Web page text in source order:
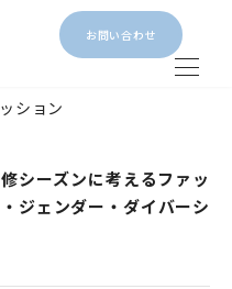
お問い合わせ
ション
シーズンに考えるファッ
ジェンダー・ダイバーシ